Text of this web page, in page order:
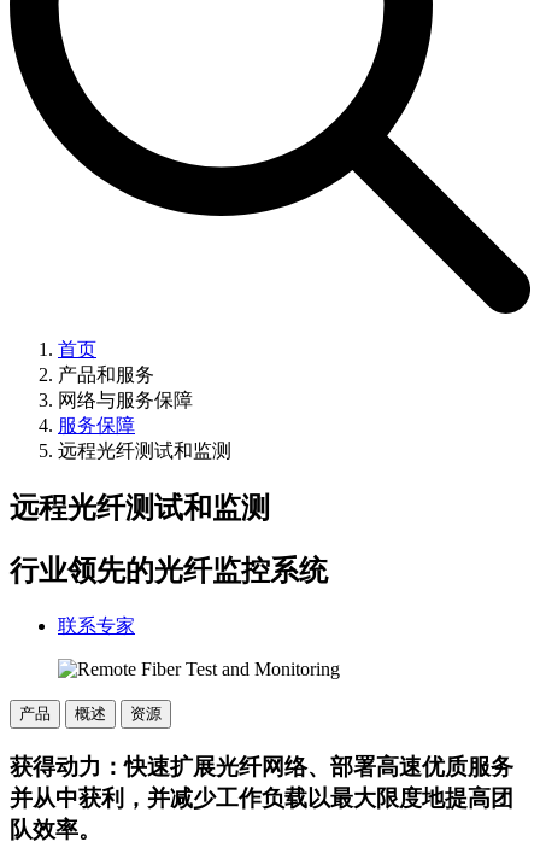
首页
产品和服务
网络与服务保障
服务保障
远程光纤测试和监测
远程光纤测试和监测
行业领先的光纤监控系统
联系专家
产品 概述 资源
获得动力：快速扩展光纤网络、部署高速优质服务
并从中获利，并减少工作负载以最大限度地提高团
队效率。